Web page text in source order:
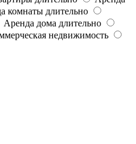
комнаты длительно
Аренда дома длительно
недвижимость